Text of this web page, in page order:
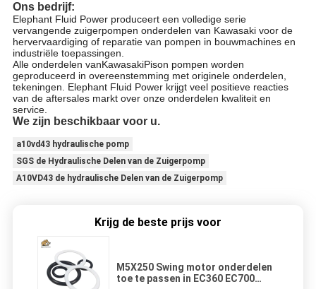
Ons bedrijf:
Elephant Fluid Power produceert een volledige serie
vervangende zuigerpompen onderdelen van Kawasaki voor de
hervervaardiging of reparatie van pompen in bouwmachines en
industriële toepassingen.
Alle onderdelen vanKawasakiPison pompen worden
geproduceerd in overeenstemming met originele onderdelen,
tekeningen. Elephant Fluid Power krijgt veel positieve reacties
van de aftersales markt over onze onderdelen kwaliteit en
service.
We zijn beschikbaar voor u.
a10vd43 hydraulische pomp
SGS de Hydraulische Delen van de Zuigerpomp
A10VD43 de hydraulische Delen van de Zuigerpomp
Krijg de beste prijs voor
M5X250 Swing motor onderdelen
toe te passen in EC360 EC700